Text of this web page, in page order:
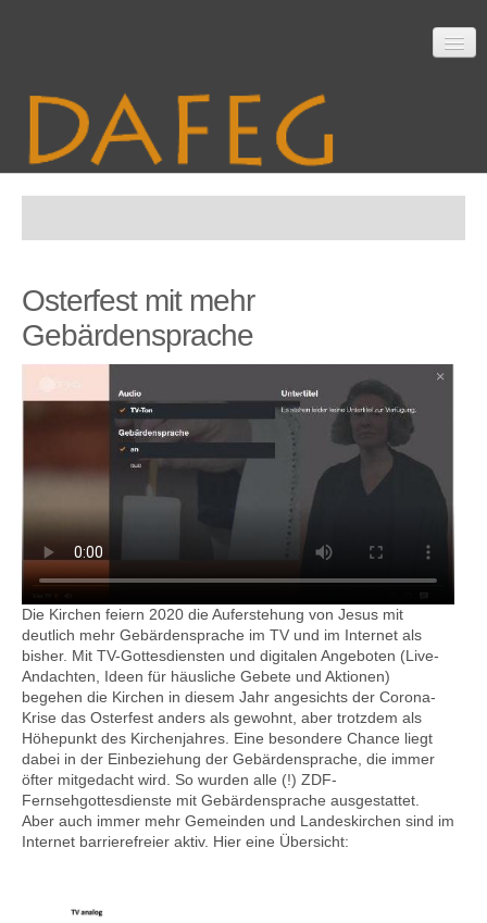
Mitarbeit
Material
Themen
Kontakt
Osterfest mit mehr
Gebärdensprache
Die Kirchen feiern 2020 die Auferstehung von Jesus mit
deutlich mehr Gebärdensprache im TV und im Internet als
bisher. Mit TV-Gottesdiensten und digitalen Angeboten (Live-
Andachten, Ideen für häusliche Gebete und Aktionen)
begehen die Kirchen in diesem Jahr angesichts der Corona-
Krise das Osterfest anders als gewohnt, aber trotzdem als
Höhepunkt des Kirchenjahres. Eine besondere Chance liegt
dabei in der Einbeziehung der Gebärdensprache, die immer
öfter mitgedacht wird. So wurden alle (!) ZDF-
Fernsehgottesdienste mit Gebärdensprache ausgestattet.
Aber auch immer mehr Gemeinden und Landeskirchen sind im
Internet barrierefreier aktiv. Hier eine Übersicht: